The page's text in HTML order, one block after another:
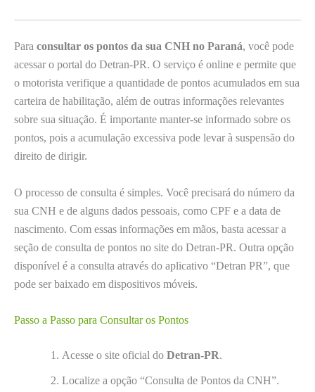
Para consultar os pontos da sua CNH no Paraná, você pode
acessar o portal do Detran-PR. O serviço é online e permite que
o motorista verifique a quantidade de pontos acumulados em sua
carteira de habilitação, além de outras informações relevantes
sobre sua situação. É importante manter-se informado sobre os
pontos, pois a acumulação excessiva pode levar à suspensão do
direito de dirigir.
O processo de consulta é simples. Você precisará do número da
sua CNH e de alguns dados pessoais, como CPF e a data de
nascimento. Com essas informações em mãos, basta acessar a
seção de consulta de pontos no site do Detran-PR. Outra opção
disponível é a consulta através do aplicativo “Detran PR”, que
pode ser baixado em dispositivos móveis.
Passo a Passo para Consultar os Pontos
Acesse o site oficial do Detran-PR.
Localize a opção “Consulta de Pontos da CNH”.